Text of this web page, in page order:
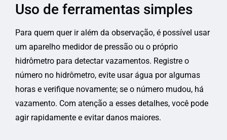
Uso de ferramentas simples
Para quem quer ir além da observação, é possível usar
um aparelho medidor de pressão ou o próprio
hidrômetro para detectar vazamentos. Registre o
número no hidrômetro, evite usar água por algumas
horas e verifique novamente; se o número mudou, há
vazamento. Com atenção a esses detalhes, você pode
agir rapidamente e evitar danos maiores.